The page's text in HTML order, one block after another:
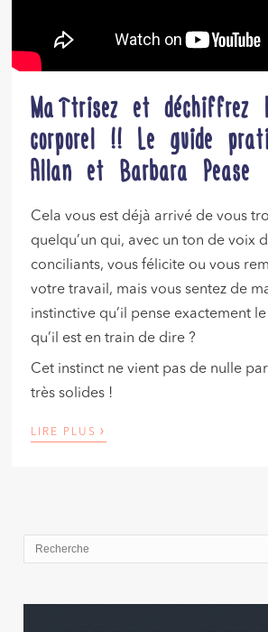
Maîtrisez et déchiffrez
corporel !! Le guide
Allan et Barbara Pease
Cela vous est déjà arrivé de vous
quelqu’un qui, avec un ton de voix
conciliants, vous félicite ou vous
votre travail, mais vous sentez de
instinctive qu’il pense exactement
qu’il est en train de dire ?
Cet instinct ne vient pas de nulle
très solides !
LIRE PLUS ›